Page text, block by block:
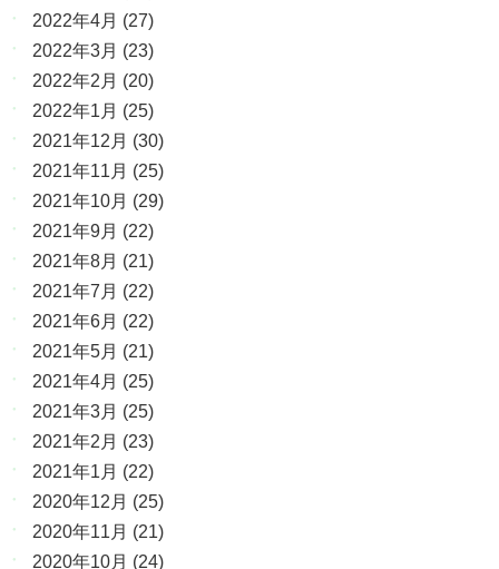
2022年4月 (27)
2022年3月 (23)
2022年2月 (20)
2022年1月 (25)
2021年12月 (30)
2021年11月 (25)
2021年10月 (29)
2021年9月 (22)
2021年8月 (21)
2021年7月 (22)
2021年6月 (22)
2021年5月 (21)
2021年4月 (25)
2021年3月 (25)
2021年2月 (23)
2021年1月 (22)
2020年12月 (25)
2020年11月 (21)
2020年10月 (24)